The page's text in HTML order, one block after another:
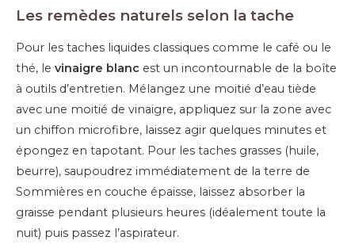
Les remèdes naturels selon la tache
Pour les taches liquides classiques comme le café ou le
thé, le vinaigre blanc est un incontournable de la boîte
à outils d’entretien. Mélangez une moitié d’eau tiède
avec une moitié de vinaigre, appliquez sur la zone avec
un chiffon microfibre, laissez agir quelques minutes et
épongez en tapotant. Pour les taches grasses (huile,
beurre), saupoudrez immédiatement de la terre de
Sommières en couche épaisse, laissez absorber la
graisse pendant plusieurs heures (idéalement toute la
nuit) puis passez l’aspirateur.